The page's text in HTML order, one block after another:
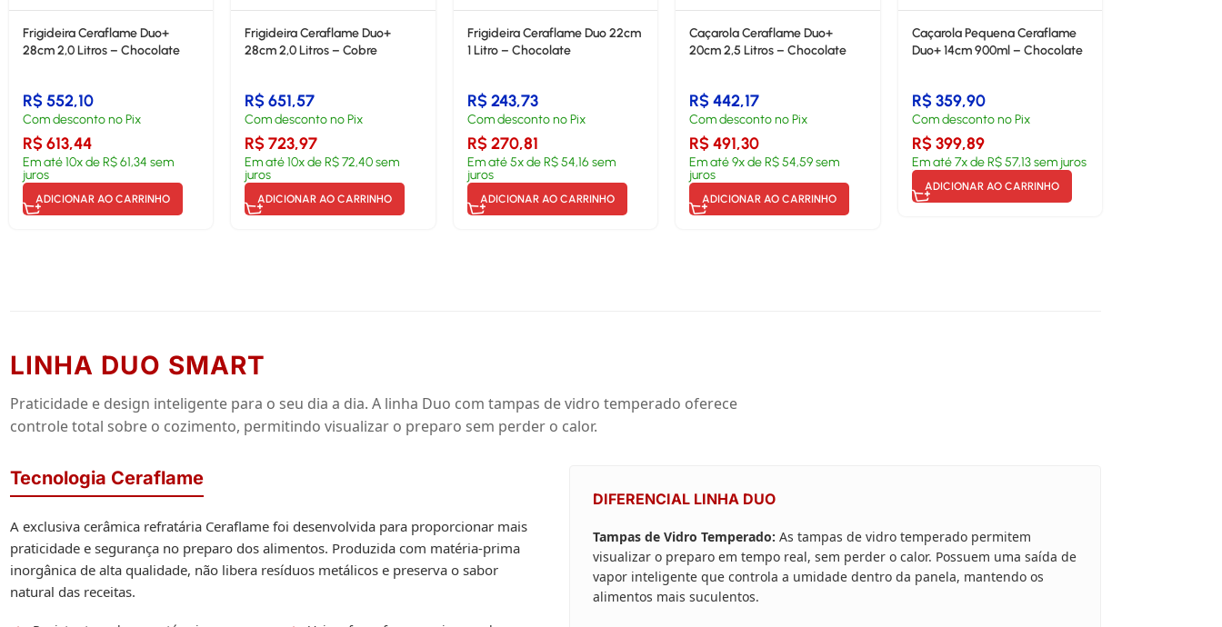
Frigideira Ceraflame Duo+
28cm 2,0 Litros – Chocolate
R$552,10
Com desconto no Pix
R$613,44
Em até10x deR$61,34 sem
juros
ADICIONAR AO CARRINHO
Frigideira Ceraflame Duo+
28cm 2,0 Litros – Cobre
R$651,57
Com desconto no Pix
R$723,97
Em até10x deR$72,40sem
juros
ADICIONAR AO CARRINHO
Frigideira Ceraflame Duo 22cm
1 Litro – Chocolate
R$243,73
Com desconto no Pix
R$270,81
Em até5x deR$54,16 sem
juros
ADICIONAR AO CARRINHO
Caçarola Ceraflame Duo+
20cm 2,5 Litros – Chocolate
R$442,17
Com desconto no Pix
R$491,30
Em até9x deR$54,59sem
juros
ADICIONAR AO CARRINHO
Caçarola Pequena Ceraflame
Duo+ 14cm 900ml – Chocolate
R$359,90
Com desconto no Pix
R$399,89
Em até7x deR$57,13sem juros
ADICIONAR AO CARRINHO
LINHA DUO SMART
Praticidade e design inteligente para o seu dia a dia. A linha Duo com tampas de vidro temperado oferece
controle total sobre o cozimento, permitindo visualizar o preparo sem perder o calor.
Tecnologia Ceraflame
A exclusiva cerâmica refratária Ceraflame foi desenvolvida para proporcionar mais
praticidade e segurança no preparo dos alimentos. Produzida com matéria-prima
inorgânica de alta qualidade, não libera resíduos metálicos e preserva o sabor
natural das receitas.
DIFERENCIAL LINHA DUO
Tampas de Vidro Temperado: As tampas de vidro temperado permitem
visualizar o preparo em tempo real, sem perder o calor. Possuem uma saída de
vapor inteligente que controla a umidade dentro da panela, mantendo os
alimentos mais suculentos.